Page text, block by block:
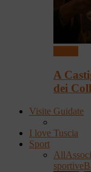
A
dei
Visite Guidate
I love Tuscia
Sport
All
sportive